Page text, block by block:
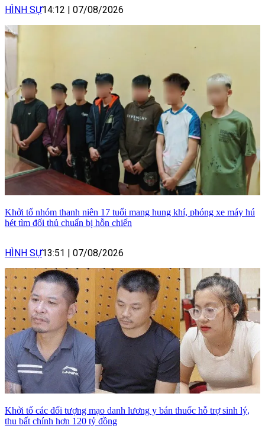
HÌNH SỰ14:12 | 07/08/2026
Khởi tố nhóm thanh niên 17 tuổi mang hung khí, phóng xe máy hú
hét tìm đối thủ chuẩn bị hỗn chiến
HÌNH SỰ13:51 | 07/08/2026
Khởi tố các đối tượng mạo danh lương y bán thuốc hỗ trợ sinh lý,
thu bất chính hơn 120 tỷ đồng